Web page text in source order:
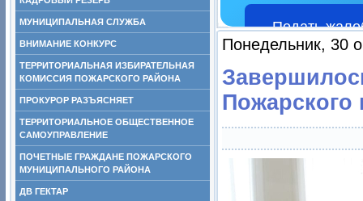
МУНИЦИПАЛЬНАЯ СЛУЖБА
ВНИМАНИЕ КОНКУРС
ТЕРРИТОРИАЛЬНАЯ ИЗБИРАТЕЛЬНАЯ
КОМИССИЯ ПОЖАРСКОГО РАЙОНА
ПРОКУРОР РАЗЪЯСНЯЕТ
ТЕРРИТОРИАЛЬНОЕ ОБЩЕСТВЕННОЕ
САМОУПРАВЛЕНИЕ
ПОЧЕТНЫЕ ГРАЖДАНЕ ПОЖАРСКОГО
МУНИЦИПАЛЬНОГО РАЙОНА
ДВ ГЕКТАР
Подать
Понедельник, 30
Пожарского